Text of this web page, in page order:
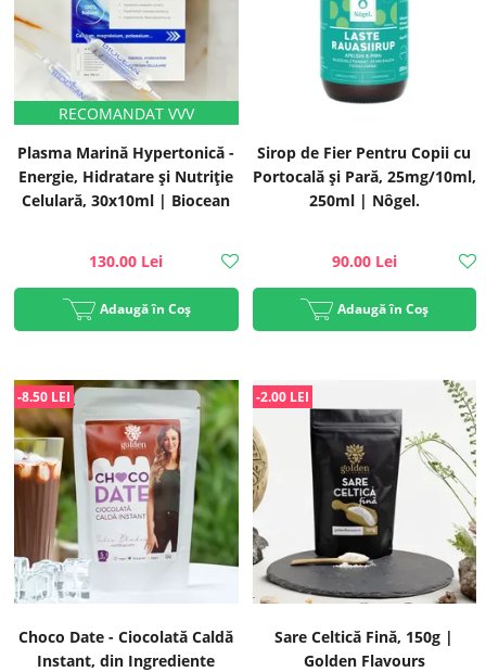
Plasma Marină Hypertonică -
Energie, Hidratare și Nutriție
Celulară, 30x10ml | Biocean
130.00 Lei
Adaugă în Coș
Sirop de Fier Pentru Copii cu
Portocală și Pară, 25mg/10ml,
250ml | Nôgel.
90.00 Lei
Adaugă în Coș
Choco Date - Ciocolată Caldă
Instant, din Ingrediente
-8.50 LEI
Sare Celtică Fină, 150g |
Golden Flavours
-2.00 LEI